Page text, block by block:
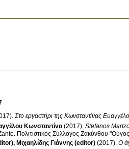
. Στο εργαστήρι της Κωνσταντίνας
Κωνσταντίνα (2017). Stefanos
. Πολιτιστικός Σύλλογος Ζακύνθου
, Μιχαηλίδης Γιάννης (editor) (2017). Ο